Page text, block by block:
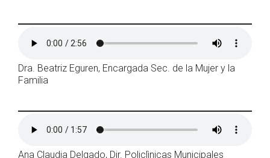
Dra. Beatriz Eguren, Encargada Sec. de la Mujer y la
Familia
Ana Claudia Delgado, Dir. Policlìnicas Municipales